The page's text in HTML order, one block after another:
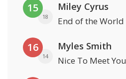
15
18
Miley Cyrus
End of the World
16
14
Myles Smith
Nice To Meet You